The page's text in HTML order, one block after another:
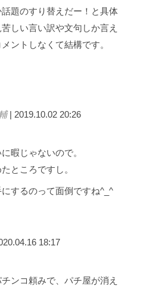
題のすり替えだー！と具体
しい言い訳や文句しか言え
ントしなくて結構です。
| 2019.10.02 20:26
暇じゃないので。
ところですし。
するのって面倒ですね^_^
18:17
ンコ頼みで、パチ屋が消え